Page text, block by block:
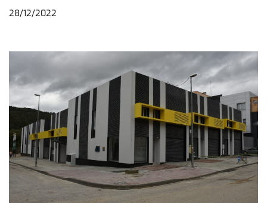
28/12/2022